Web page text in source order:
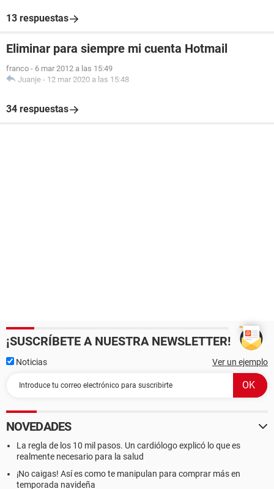
13 respuestas
Eliminar para siempre mi cuenta Hotmail
franco - 6 mar 2012 a las 15:49
Juanje - 12 mar 2020 a las 15:48
34 respuestas
¡SUSCRÍBETE A NUESTRA NEWSLETTER!
Noticias Ver un ejemplo
NOVEDADES
La regla de los 10 mil pasos. Un cardiólogo explicó lo que es
realmente necesario para la salud
¡No caigas! Así es como te manipulan para comprar más en
temporada navideña